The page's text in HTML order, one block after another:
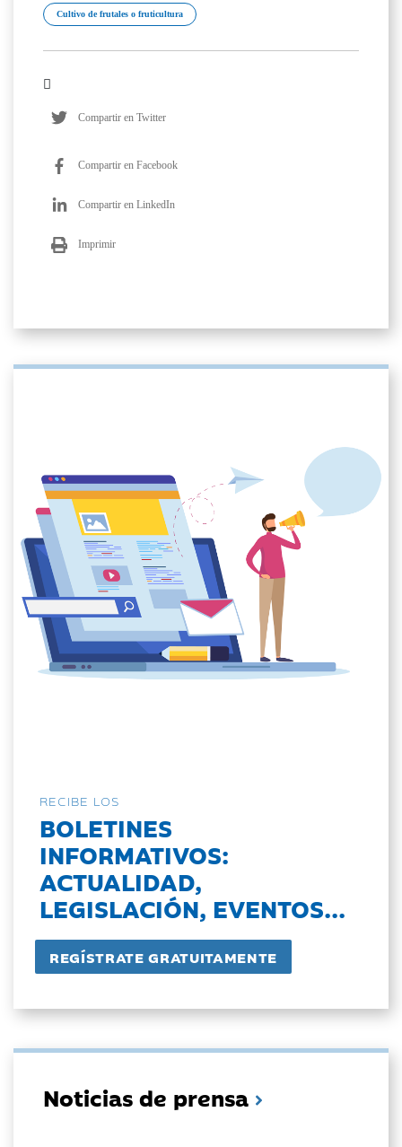
Cultivo de frutales o fruticultura
Compartir en Twitter
Compartir en Facebook
Compartir en LinkedIn
Imprimir
RECIBE LOS
BOLETINES
INFORMATIVOS:
ACTUALIDAD,
LEGISLACIÓN, EVENTOS...
Noticias de prensa